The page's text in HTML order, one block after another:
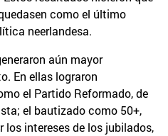
como el último
neerlandesa.
aún mayor
En ellas lograron
el Partido Reformado, de
el bautizado como 50+,
los intereses de los jubilados,